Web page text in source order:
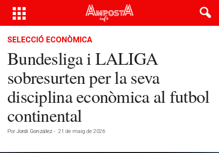
SELECCIÓ ECONÒMICA
Bundesliga i LALIGA
sobresurten per la seva
disciplina econòmica al futbol
continental
Por Jordi González - 21 de maig de 2026